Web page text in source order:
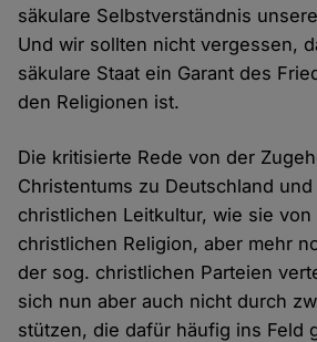
säkulare Selbstverständnis
Und wir sollten nicht vergessen,
säkulare Staat ein Garant des
den Religionen ist.
Die kritisierte Rede von der
Christentums zu Deutschland
christlichen Leitkultur, wie sie
christlichen Religion, aber mehr
der sog. christlichen Parteien
sich nun aber auch nicht durch
stützen, die dafür häufig ins Feld